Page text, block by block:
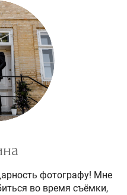
фотографу! Мне
во время съёмки,